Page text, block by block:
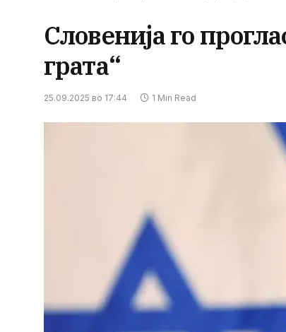
Словенија го
грата“
25.09.2025 во 17:44 1 Min Read